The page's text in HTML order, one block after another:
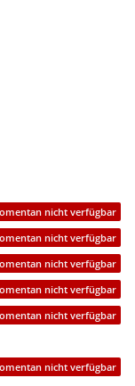
nicht verfügbar
nicht verfügbar
nicht verfügbar
nicht verfügbar
nicht verfügbar
nicht verfügbar